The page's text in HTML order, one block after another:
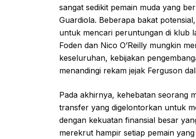
sangat sedikit pemain muda yang
Guardiola. Beberapa bakat
untuk mencari peruntungan di klub
Foden dan Nico O’Reilly mungkin
keseluruhan, kebijakan
menandingi rekam jejak Ferguson
Pada akhirnya, kehebatan seorang
transfer yang digelontorkan untuk
dengan kekuatan finansial besar
merekrut hampir setiap pemain